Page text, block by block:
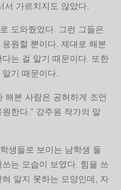
서 가르치지도 않았다.
도와줬었다. 그런 그들은
원할 뿐이다. 제대로 해본
는 걸 알기 때문이다. 또한
기 때문이다.
해본 사람은 공허하게 조언
한다.” 강주원 작가의 말
생들로 보이는 남학생 둘
는 모습이 보였다. 힘을 쓰
알지 못하는 모양인데, 자